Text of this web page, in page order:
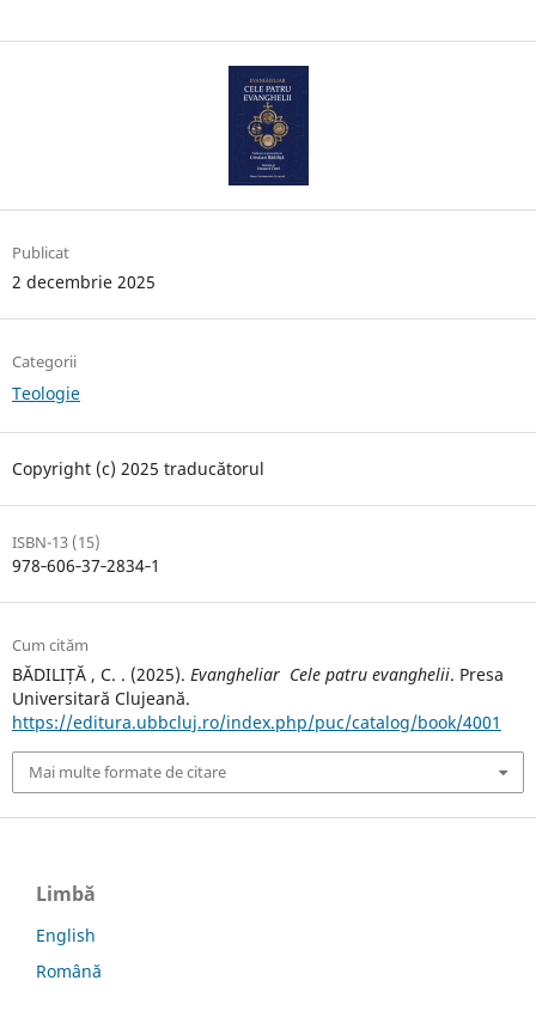
Publicat
2 decembrie 2025
Categorii
Teologie
Copyright (c) 2025 traducătorul
ISBN-13 (15)
978‐606‐37‐2834‐1
Cum cităm
BĂDILIȚĂ , C. . (2025). Evangheliar Cele patru evanghelii. Presa
Universitară Clujeană.
https://editura.ubbcluj.ro/index.php/puc/catalog/book/4001
Mai multe formate de citare
Limbă
English
Română